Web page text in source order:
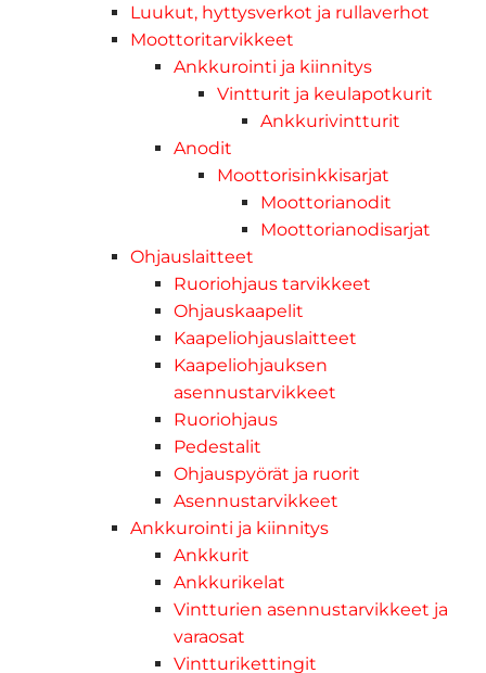
Luukut, hyttysverkot ja rullaverhot
Moottoritarvikkeet
Ankkurointi ja kiinnitys
Vintturit ja keulapotkurit
Ankkurivintturit
Anodit
Moottorisinkkisarjat
Moottorianodit
Moottorianodisarjat
Ohjauslaitteet
Ruoriohjaus tarvikkeet
Ohjauskaapelit
Kaapeliohjauslaitteet
Kaapeliohjauksen
asennustarvikkeet
Ruoriohjaus
Pedestalit
Ohjauspyörät ja ruorit
Asennustarvikkeet
Ankkurointi ja kiinnitys
Ankkurit
Ankkurikelat
Vintturien asennustarvikkeet ja
varaosat
Vintturikettingit